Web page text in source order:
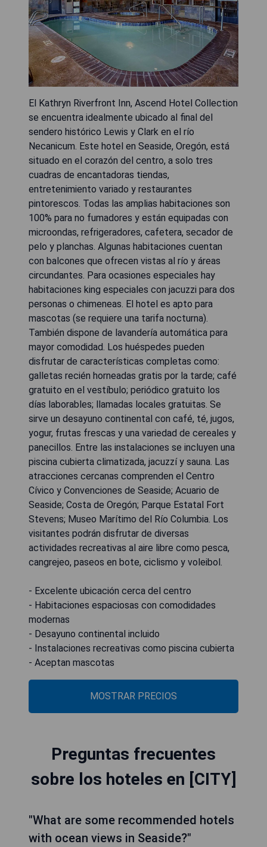
El Kathryn Riverfront Inn, Ascend Hotel Collection
se encuentra idealmente ubicado al final del
sendero histórico Lewis y Clark en el río
Necanicum. Este hotel en Seaside, Oregón, está
situado en el corazón del centro, a solo tres
cuadras de encantadoras tiendas,
entretenimiento variado y restaurantes
pintorescos. Todas las amplias habitaciones son
100% para no fumadores y están equipadas con
microondas, refrigeradores, cafetera, secador de
pelo y planchas. Algunas habitaciones cuentan
con balcones que ofrecen vistas al río y áreas
circundantes. Para ocasiones especiales hay
habitaciones king especiales con jacuzzi para dos
personas o chimeneas. El hotel es apto para
mascotas (se requiere una tarifa nocturna).
También dispone de lavandería automática para
mayor comodidad. Los huéspedes pueden
disfrutar de características completas como:
galletas recién horneadas gratis por la tarde; café
gratuito en el vestíbulo; periódico gratuito los
días laborables; llamadas locales gratuitas. Se
sirve un desayuno continental con café, té, jugos,
yogur, frutas frescas y una variedad de cereales y
panecillos. Entre las instalaciones se incluyen una
piscina cubierta climatizada, jacuzzí y sauna. Las
atracciones cercanas comprenden el Centro
Cívico y Convenciones de Seaside; Acuario de
Seaside; Costa de Oregón; Parque Estatal Fort
Stevens; Museo Marítimo del Río Columbia. Los
visitantes podrán disfrutar de diversas
actividades recreativas al aire libre como pesca,
cangrejeo, paseos en bote, ciclismo y voleibol.
- Excelente ubicación cerca del centro
- Habitaciones espaciosas con comodidades
modernas
- Desayuno continental incluido
- Instalaciones recreativas como piscina cubierta
- Aceptan mascotas
MOSTRAR PRECIOS
Preguntas frecuentes
sobre los hoteles en [CITY]
"What are some recommended hotels
with ocean views in Seaside?"